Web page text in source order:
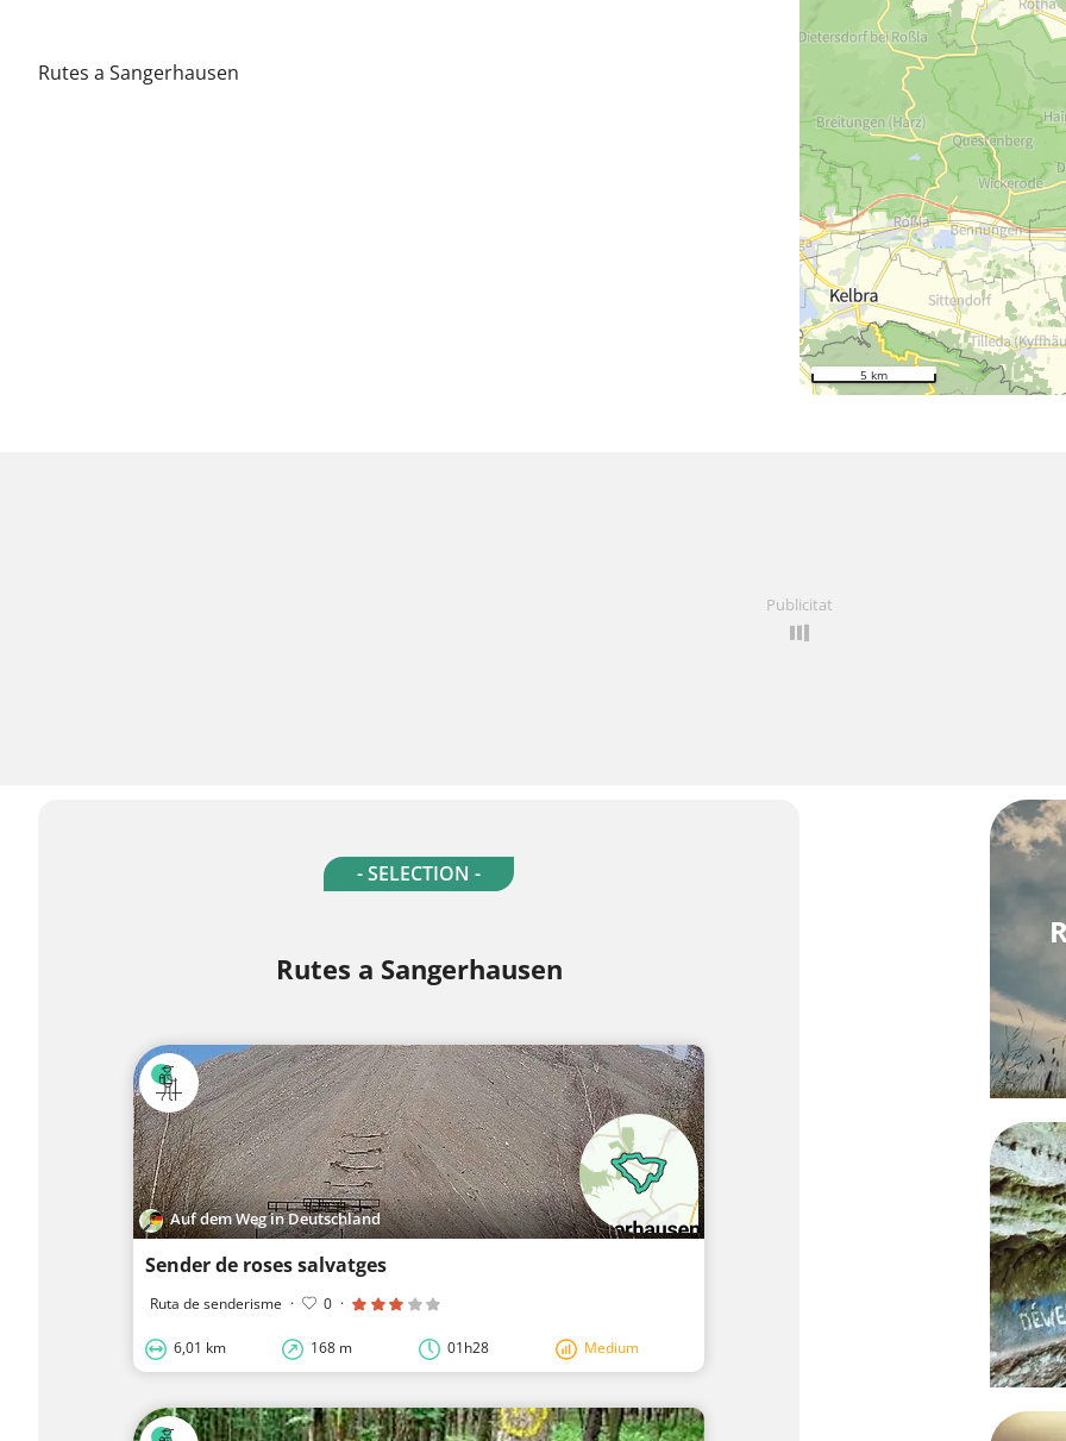
Rutes a Sangerhausen
5 km
Publicitat
- SELECTION -
Rutes a Sangerhausen
Auf dem Weg in Deutschland
Sender de roses salvatges
Ruta de senderisme · 0 ·
6,01 km 168 m 01h28 Medium